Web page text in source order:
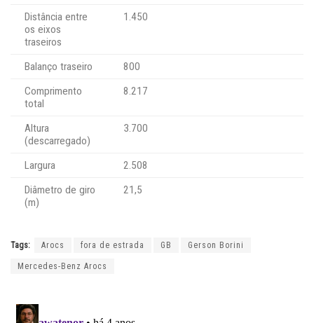
Distância entre
os eixos
traseiros
1.450
Balanço traseiro
800
Comprimento
total
8.217
Altura
(descarregado)
3.700
Largura
2.508
Diâmetro de giro
(m)
21,5
Tags: Arocs fora de estrada GB Gerson Borini
Mercedes-Benz Arocs